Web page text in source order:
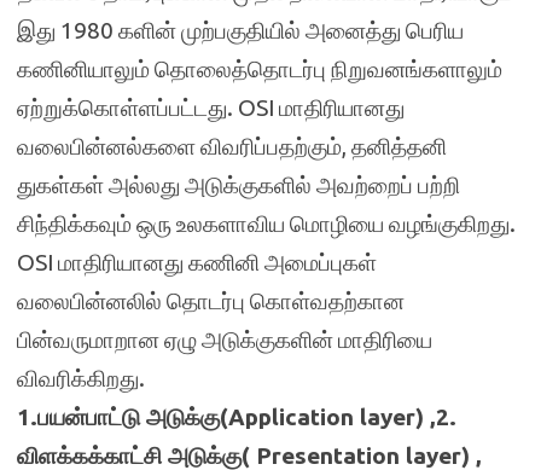
இது 1980 களின் முற்பகுதியில் அனைத்து பெரிய
கணினியாலும் தொலைத்தொடர்பு நிறுவனங்களாலும்
ஏற்றுக்கொள்ளப்பட்டது. OSI மாதிரியானது
வலைபின்னல்களை விவரிப்பதற்கும், தனித்தனி
துகள்கள் அல்லது அடுக்குகளில் அவற்றைப் பற்றி
சிந்திக்கவும் ஒரு உலகளாவிய மொழியை வழங்குகிறது.
OSI மாதிரியானது கணினி அமைப்புகள்
வலைபின்னலில் தொடர்பு கொள்வதற்கான
பின்வருமாறான ஏழு அடுக்குகளின் மாதிரியை
விவரிக்கிறது.
1.பயன்பாட்டு அடுக்கு(Application layer) ,2.
விளக்கக்காட்சி அடுக்கு( Presentation layer) ,